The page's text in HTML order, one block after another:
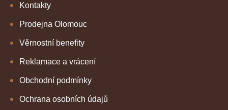
Kontakty
Prodejna Olomouc
Věrnostní benefity
Reklamace a vrácení
Obchodní podmínky
Ochrana osobních údajů